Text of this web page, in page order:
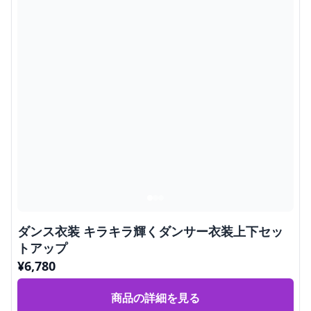
ダンス衣装 キラキラ輝くダンサー衣装上下セッ
トアップ
¥6,780
商品の詳細を見る